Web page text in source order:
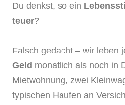
Du denkst, so ein Lebensstil
teuer?
Falsch gedacht – wir leben
Geld monatlich als noch in
Mietwohnung, zwei
typischen Haufen an